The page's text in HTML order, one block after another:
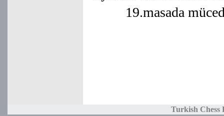
19.masada
Turkish Chess